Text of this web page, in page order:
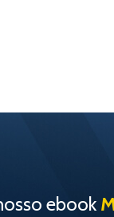
ebook